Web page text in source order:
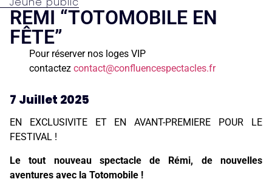
REMI “TOTOMOBILE EN
FÊTE”
Pour réserver nos loges VIP
contactez contact@confluencespectacles.fr
7 Juillet 2025
EN EXCLUSIVITE ET EN AVANT-PREMIERE POUR LE
FESTIVAL !
Le tout nouveau spectacle de Rémi, de nouvelles
aventures avec la Totomobile !